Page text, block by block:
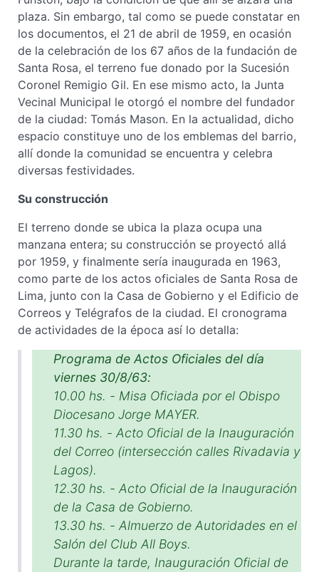
plaza. Sin embargo, tal como se puede constatar en
los documentos, el 21 de abril de 1959, en ocasión
de la celebración de los 67 años de la fundación de
Santa Rosa, el terreno fue donado por la Sucesión
Coronel Remigio Gil. En ese mismo acto, la Junta
Vecinal Municipal le otorgó el nombre del fundador
de la ciudad: Tomás Mason. En la actualidad, dicho
espacio constituye uno de los emblemas del barrio,
allí donde la comunidad se encuentra y celebra
diversas festividades.
Su construcción
El terreno donde se ubica la plaza ocupa una
manzana entera; su construcción se proyectó allá
por 1959, y finalmente sería inaugurada en 1963,
como parte de los actos oficiales de Santa Rosa de
Lima, junto con la Casa de Gobierno y el Edificio de
Correos y Telégrafos de la ciudad. El cronograma
de actividades de la época así lo detalla:
Programa de Actos Oficiales del día
viernes 30/8/63:
10.00 hs. - Misa Oficiada por el Obispo
Diocesano Jorge MAYER.
11.30 hs. - Acto Oficial de la Inauguración
del Correo (intersección calles Rivadavia y
Lagos).
12.30 hs. - Acto Oficial de la Inauguración
de la Casa de Gobierno.
13.30 hs. - Almuerzo de Autoridades en el
Salón del Club All Boys.
Durante la tarde, Inauguración Oficial de